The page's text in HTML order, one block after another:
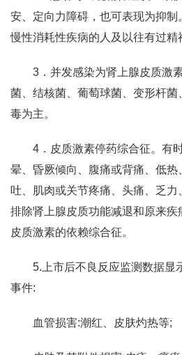
安、定向力障碍，也可表现为抑制
慢性消耗性疾病的人及以往有过精
3．并发感染为肾上腺皮质激
菌、结核菌、葡萄球菌、变形杆
毒为主。
4．皮质激素停药综合征。有
晕、昏厥倾向、腹痛或背痛、低热
吐、肌肉或关节疼痛、头痛、乏
排除肾上腺皮质功能减退和原来
皮质激素的依赖综合征。
5.上市后不良反应监测数据显
事件:
血管损害:潮红、皮肤灼热等;